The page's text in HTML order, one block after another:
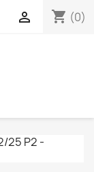
shopping_cart (0)
